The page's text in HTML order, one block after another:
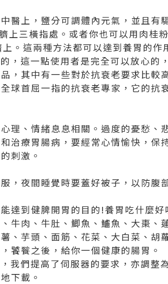
醫上，鹽分可調體內元氣，並且有
上三橫指處。或者你也可以用肉桂
。這兩種方法都可以達到養胃的作
，這一點使用者是完全可以放心的
，其中有一些對於抗衰老要求比較
球首屈一指的抗衰老專家，它的抗
理、情緒息息相關。過度的憂愁、
治療胃腸病，要經常心情愉快，保
刺激。
，夜間睡覺時要蓋好被子，以防腹
達到健脾開胃的目的!養胃吃什麼
牛肉、牛肚、鯽魚、鱸魚、大棗、
、芋頭、面筋、花菜、大白菜、
饕餮之後，給你一個健康的腸胃。
我們提高了伺服器的要求，亦調整
下載。